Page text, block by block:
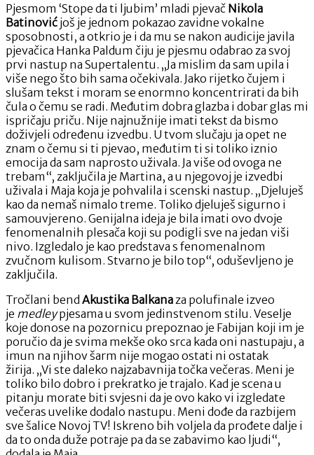
Pjesmom ‘Stope da ti ljubim’ mladi pjevač Nikola
Batinović još je jednom pokazao zavidne vokalne
sposobnosti, a otkrio je i da mu se nakon audicije javila
pjevačica Hanka Paldum čiju je pjesmu odabrao za svoj
prvi nastup na Supertalentu. „Ja mislim da sam upila i
više nego što bih sama očekivala. Jako rijetko čujem i
slušam tekst i moram se enormno koncentrirati da bih
čula o čemu se radi. Međutim dobra glazba i dobar glas mi
ispričaju priču. Nije najnužnije imati tekst da bismo
doživjeli određenu izvedbu. U tvom slučaju ja opet ne
znam o čemu si ti pjevao, međutim ti si toliko iznio
emocija da sam naprosto uživala. Ja više od ovoga ne
trebam“, zaključila je Martina, a u njegovoj je izvedbi
uživala i Maja koja je pohvalila i scenski nastup. „Djeluješ
kao da nemaš nimalo treme. Toliko djeluješ sigurno i
samouvjereno. Genijalna ideja je bila imati ovo dvoje
fenomenalnih plesača koji su podigli sve na jedan viši
nivo. Izgledalo je kao predstava s fenomenalnom
zvučnom kulisom. Stvarno je bilo top“, oduševljeno je
zaključila.
Tročlani bend Akustika Balkana za polufinale izveo
je medleypjesama u svom jedinstvenom stilu. Veselje
koje donose na pozornicu prepoznao je Fabijan koji im je
poručio da je svima mekše oko srca kada oni nastupaju, a
imun na njihov šarm nije mogao ostati ni ostatak
žirija. „Vi ste daleko najzabavnija točka večeras. Meni je
toliko bilo dobro i prekratko je trajalo. Kad je scena u
pitanju morate biti svjesni da je ovo kako vi izgledate
večeras uvelike dodalo nastupu. Meni dođe da razbijem
sve šalice Novoj TV! Iskreno bih voljela da prođete dalje i
da to onda duže potraje pa da se zabavimo kao ljudi“,